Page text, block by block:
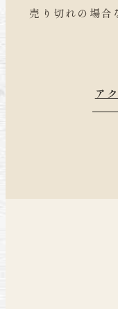
売り切れの場合
ア